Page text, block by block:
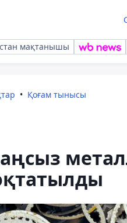
мақтанышы
Қоғам тынысы